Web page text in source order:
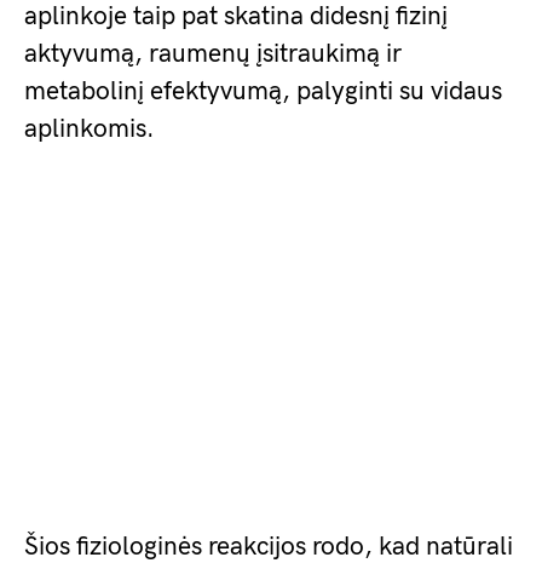
aplinkoje taip pat skatina didesnį fizinį
aktyvumą, raumenų įsitraukimą ir
metabolinį efektyvumą, palyginti su vidaus
aplinkomis.
Šios fiziologinės reakcijos rodo, kad natūrali